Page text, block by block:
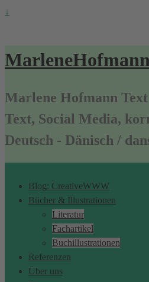
↓
Marlene Hofmann
Text, Social Media,
Deutsch - Dänisch /
Blog: CreativeWWW
Bücher & Illustrationen
Literatur
Fachartikel
Buchillustrationen
Referenzen
Über uns